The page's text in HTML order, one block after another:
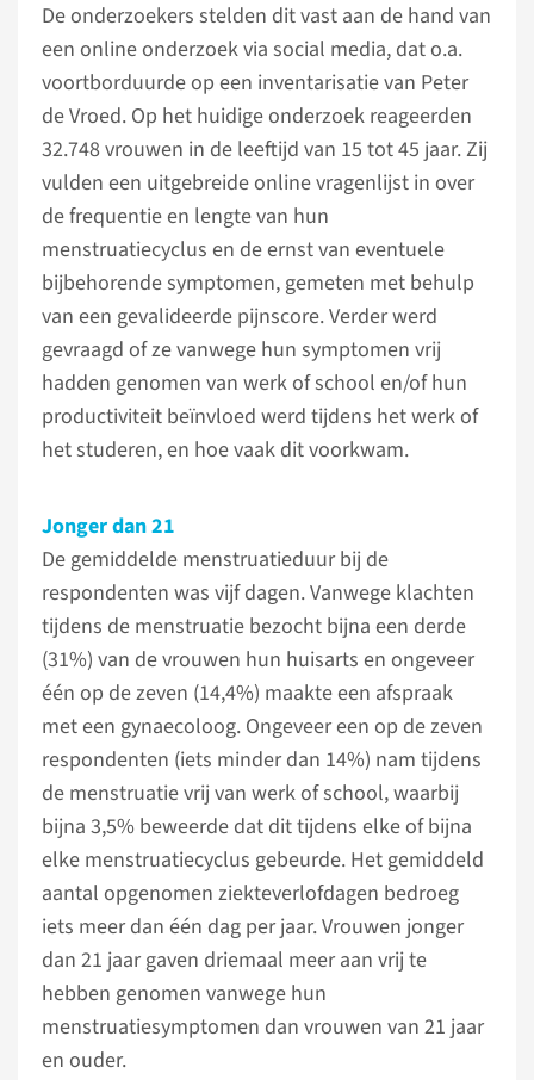
De onderzoekers stelden dit vast aan de hand van
een online onderzoek via social media, dat o.a.
voortborduurde op een inventarisatie van Peter
de Vroed. Op het huidige onderzoek reageerden
32.748 vrouwen in de leeftijd van 15 tot 45 jaar. Zij
vulden een uitgebreide online vragenlijst in over
de frequentie en lengte van hun
menstruatiecyclus en de ernst van eventuele
bijbehorende symptomen, gemeten met behulp
van een gevalideerde pijnscore. Verder werd
gevraagd of ze vanwege hun symptomen vrij
hadden genomen van werk of school en/of hun
productiviteit beïnvloed werd tijdens het werk of
het studeren, en hoe vaak dit voorkwam.
Jonger dan 21
De gemiddelde menstruatieduur bij de
respondenten was vijf dagen. Vanwege klachten
tijdens de menstruatie bezocht bijna een derde
(31%) van de vrouwen hun huisarts en ongeveer
één op de zeven (14,4%) maakte een afspraak
met een gynaecoloog. Ongeveer een op de zeven
respondenten (iets minder dan 14%) nam tijdens
de menstruatie vrij van werk of school, waarbij
bijna 3,5% beweerde dat dit tijdens elke of bijna
elke menstruatiecyclus gebeurde. Het gemiddeld
aantal opgenomen ziekteverlofdagen bedroeg
iets meer dan één dag per jaar. Vrouwen jonger
dan 21 jaar gaven driemaal meer aan vrij te
hebben genomen vanwege hun
menstruatiesymptomen dan vrouwen van 21 jaar
en ouder.